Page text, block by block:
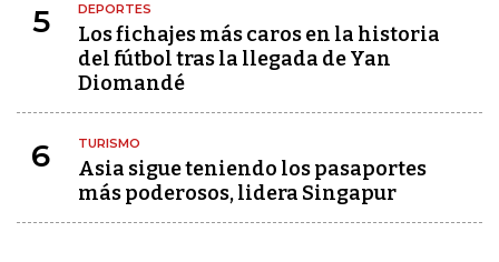
5 DEPORTES
Los fichajes más caros en la historia
del fútbol tras la llegada de Yan
Diomandé
6 TURISMO
Asia sigue teniendo los pasaportes
más poderosos, lidera Singapur